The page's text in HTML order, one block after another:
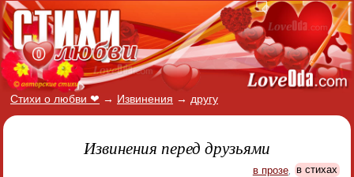
Стихи о любви ❤ → Извинения → другу
Извинения перед друзьями
в прозе, в стихах